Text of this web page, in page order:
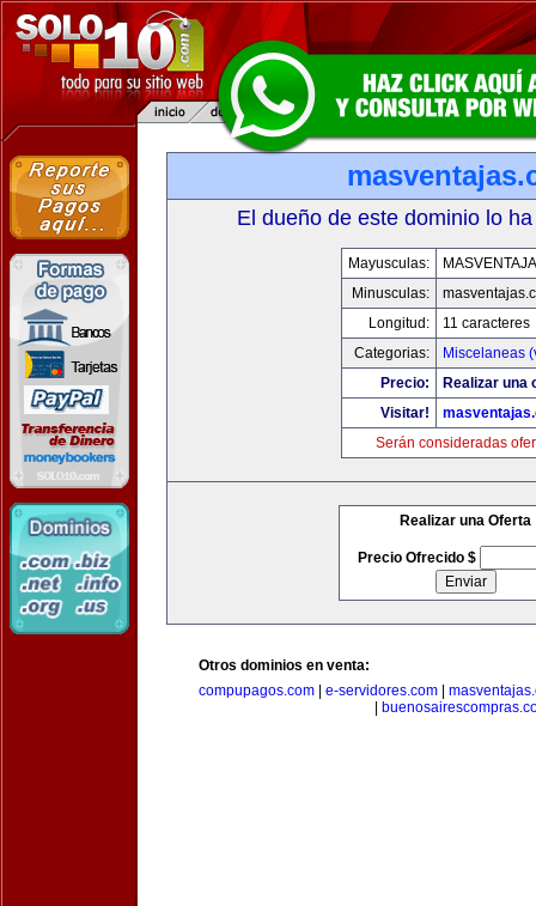
El dueño de este dominio lo
Mayusculas:
Minusculas:
Longitud:
11 caracteres
Categorias:
Miscelaneas
Precio:
Realizar una
Visitar!
Serán consideradas
Realizar una Oferta
Precio Ofrecido $
Otros dominios en venta:
compupagos.com
e-servidores.com